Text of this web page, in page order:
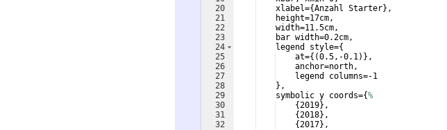
20
21
22
23
24
25
26
27
28
29
30
31
32
    xlabel=
{Anzahl Starter} ,
    height=17cm,
    width=11.5cm,
    bar width=0.2cm,
    legend style=
{
    at=
{(0.5,-0.1)} ,
    anchor=north,
    legend columns=-1
} ,
    symbolic y coords=
{%
{2019} ,
{2018} ,
{2017} ,